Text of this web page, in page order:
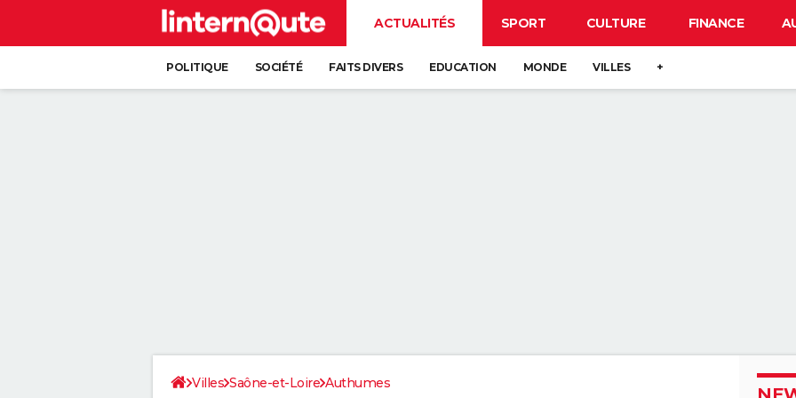
ACTUALITÉS SPORT CULTURE FINANCE
POLITIQUE SOCIÉTÉ FAITS DIVERS EDUCATION MONDE VILLES +
Villes Saône-et-Loire Authumes